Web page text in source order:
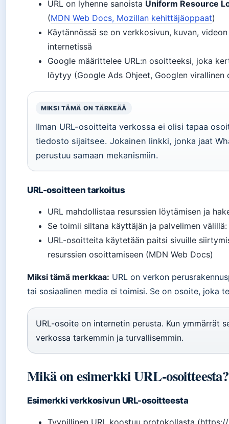
URL on lyhenne sanoista Uniform Resource
(MDN Web Docs, Mozillan kehittäjäoppaat)
Käytännössä se on verkkosivun, kuvan,
internetissä
Google määrittelee URL:n osoitteeksi, joka
löytyy (Google Ads Ohjeet, Googlen virallinen
MIKSI TÄMÄ ON TÄRKEÄÄ
Ilman URL-osoitteita verkossa ei olisi tapaa
tiedosto sijaitsee. Jokainen linkki, jonka jaat
perustuu samaan mekanismiin.
URL-osoitteen tarkoitus
URL mahdollistaa resurssien löytämisen ja
Se toimii siltana käyttäjän ja palvelimen
URL-osoitteita käytetään paitsi sivuille
resurssien osoittamiseen (MDN Web Docs)
Miksi tämä merkkaa: URL on verkon
tai sosiaalinen media ei toimisi. Se on osoite, joka
URL-osoite on internetin perusta. Kun ymmärrät
verkossa tarkemmin ja turvallisemmin.
Mikä on esimerkki URL-osoitteesta?
Esimerkki verkkosivun URL-osoitteesta
Tyypillinen URL koostuu protokollasta